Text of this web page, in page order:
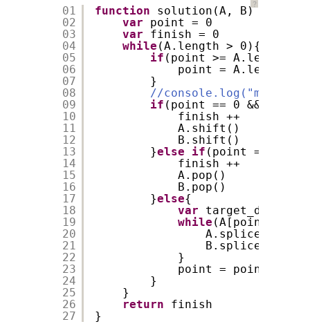
？
01
02
03
04
05
06
07
08
09
10
11
12
13
14
15
16
17
18
19
20
21
22
23
24
25
26
27
function
solution(A, B) {
var
point = 0
var
finish = 0
while (A.length > 0){
if (point >= A.length ){
point = A.length-1
}
//console.log("main",
if (point == 0 &&
finish ++
A.shift()
B.shift()
}else if (point ==
finish ++
A.pop()
B.pop()
}else{
var
while (A[point] >
}
point =
}
}
return
finish
}